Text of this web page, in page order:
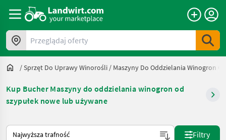
Przeglądaj oferty
/Sprzęt Do Uprawy Winorośli / Maszyny Do Oddzielania Winogron
Kup Bucher Maszyny do oddzielania winogron od
szypułek nowe lub używane
Tak sortuje się na Landwirt.com
Filtry